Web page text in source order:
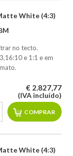
White (4:3)
no tecto.
e 1:1 e em
€ 2.827,77
(IVA incluído)
White (4:3)